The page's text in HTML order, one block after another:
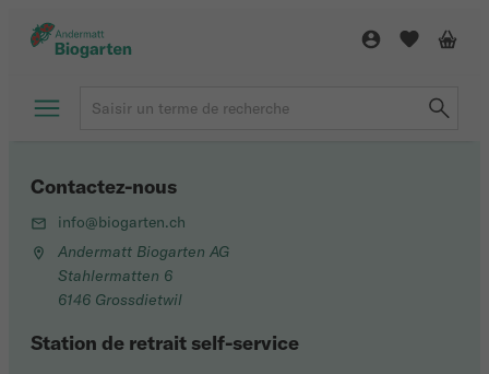
Contactez-nous
info@biogarten.ch
Andermatt Biogarten AG
Stahlermatten 6
6146 Grossdietwil
Station de retrait self-service